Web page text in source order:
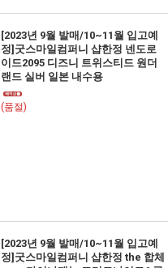
[2023년 9월 발매/10~11월 입고예
정]굿스마일컴퍼니 샵한정 넨도로
이드2095 디즈니 트위스티드 원더
랜드 실버 일본 내수용
(품절)
[2023년 9월 발매/10~11월 입고예
정]굿스마일컴퍼니 샵한정 the 합체